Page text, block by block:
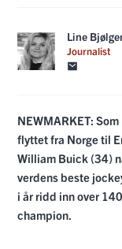
Line
Journalist
NEWMARKET:
flyttet fra Norge til
William Buick (34)
verdens beste
i år ridd inn over
champion.